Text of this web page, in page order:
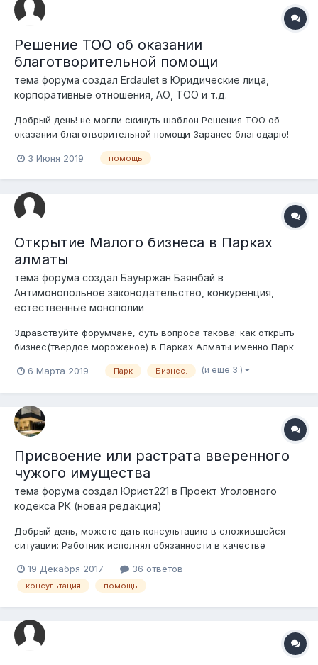
Решение ТОО об оказании
благотворительной помощи
тема форума создал Erdaulet в Юридические лица,
корпоративные отношения, АО, ТОО и т.д.
Добрый день! не могли скинуть шаблон Решения ТОО об
оказании благотворительной помощи Заранее благодарю!
3 Июня 2019 помощь
Открытие Малого бизнеса в Парках
алматы
тема форума создал Бауыржан Баянбай в
Антимонопольное законодательство, конкуренция,
естественные монополии
Здравствуйте форумчане, суть вопроса такова: как открыть
бизнес(твердое мороженое) в Парках Алматы именно Парк
Культуры и отдыха ? Куда обращаться, успел обратиться в
палату предпринимателей сказали что парк это частная
разговаривать о аренде, по номеру ск...
6 Марта 2019 Парк Бизнес. (и еще 3 )
Присвоение или растрата вверенного
чужого имущества
тема форума создал Юрист221 в Проект Уголовного
кодекса РК (новая редакция)
Добрый день, можете дать консультацию в сложившейся
ситуации: Работник исполнял обязанности в качестве
о гос регистр) для заверения их в нотариусе, после
заверения получал счет фактуру и акт выполненных работ,
19 Декабря 2017 36 ответов
консультация помощь